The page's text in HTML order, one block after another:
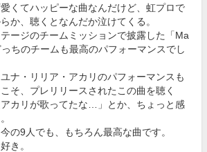
くてハッピーな曲なんだけど、虹プロで
か、聴くとなんだか泣けてくる。
ージのチームミッションで披露した「Ma
ちのチームも最高のパフォーマンスでし
ナ・リリア・アカリのパフォーマンスも
そ、プレリリースされたこの曲を聴く
カリが歌ってたな…」とか、ちょっと感
の9人でも、もちろん最高な曲です。
き。